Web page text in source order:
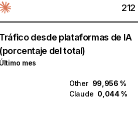
212
Tráfico desde plataformas de IA
(porcentaje del total)
Último mes
Other 99,956 %
Claude 0,044 %